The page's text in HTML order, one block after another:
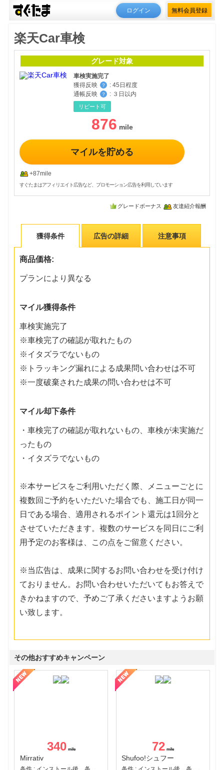
ログイン 無料会員登録
楽天Car車検
グレード対象
車検実施完了
獲得反映
？ : 45日程度
通帳反映
？ : ３日以内
リピート可
876
マイルを貯める
+87mile
すぐたまはアフィリエイト広告など、プロモーション広告を利用しています
グレードボーナス 友達紹介報酬
獲得条件 広告の詳細 注意事項
商品価格:
プランにより異なる
マイル獲得条件
車検実施完了
※車検完了の確認が取れたもの
※イタズラでないもの
※トラッキング漏れによる成果問い合わせは不可
※一度破棄された成果の問い合わせは不可
マイル却下条件
・車検完了の確認が取れないもの、車検が未実施だ
ったもの
・イタズラでないもの
※本サービスをご利用いただく際、メニューごとに
複数回ご予約をいただいた場合でも、施工日が同一
日である場合、適用されるポイント還元は1回分と
させていただきます。複数のサービスを同日にご利
用予定のお客様は、この点をご留意ください。
※当広告は、成果に関するお問い合わせを受け付け
ておりません。お問い合わせいただいてもお答えで
きかねますので、予めご了承くださいますようお願
い致します。
その他おすすめキャンペーン
340
Mirrativ
72
Shufoo!シュフー